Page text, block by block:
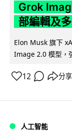
Grok
部編輯及
Elon Musk 旗下
Image 2.0 模型，
12 分享
人工智能